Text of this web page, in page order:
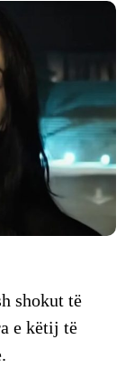
shokut të
e këtij të